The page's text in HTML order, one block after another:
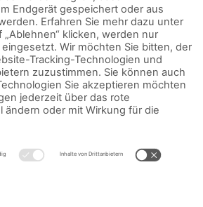
- Trettaustraße 49 – D-21107 Hamburg